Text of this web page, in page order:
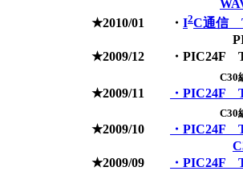
★2010/01 ・ I2C通信
★2009/12 ・PIC24F
★2009/11
・PIC24F
★2009/10
・PIC24F
★2009/09
・PIC24F